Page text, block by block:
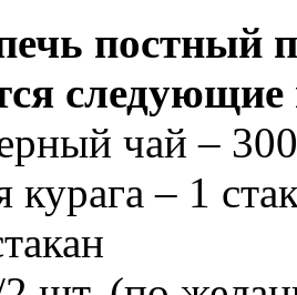
постный
чай –
курага – 1